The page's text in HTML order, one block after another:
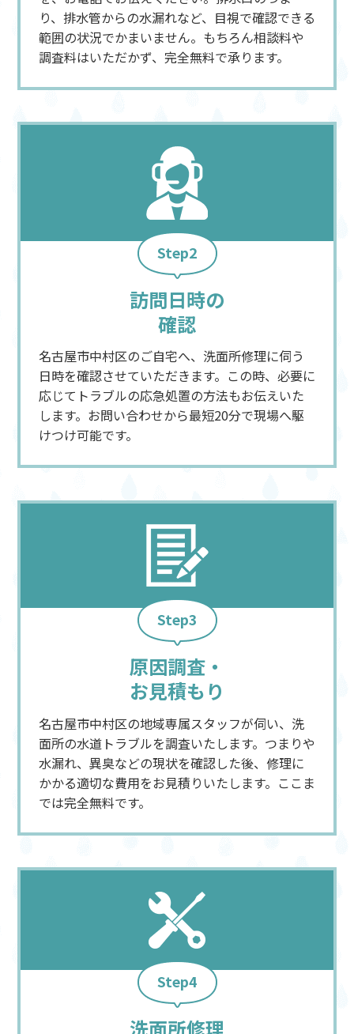
り、排水管からの水漏れなど、目視で確認できる
範囲の状況でかまいません。もちろん相談料や
調査料はいただかず、完全無料で承ります。
Step2
訪問日時の
確認
名古屋市中村区のご自宅へ、洗面所修理に伺う
日時を確認させていただきます。この時、必要に
応じてトラブルの応急処置の方法もお伝えいた
します。お問い合わせから最短20分で現場へ駆
けつけ可能です。
Step3
原因調査・
お見積もり
名古屋市中村区の地域専属スタッフが伺い、洗
面所の水道トラブルを調査いたします。つまりや
水漏れ、異臭などの現状を確認した後、修理に
かかる適切な費用をお見積りいたします。ここま
では完全無料です。
Step4
洗面所修理